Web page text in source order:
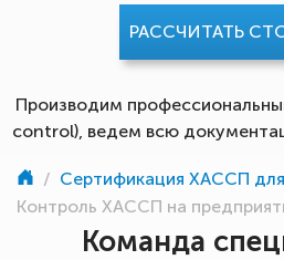
Производим
control), ведем всю
РАССЧИТАТЬ
/ Сертификация ХАССП
Контроль ХАССП на
Команда